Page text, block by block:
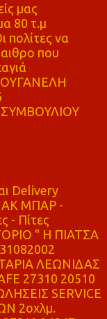
μας
80 τ.μ
να
που
Delivery
ΜΠΑΡ -
- Πίτες
" Η ΠΙΑΤΣΑ
ΛΕΩΝΙΔΑΣ
27310 20510
SERVICE
2οχλμ.